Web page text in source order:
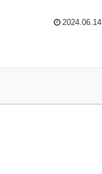
2024.06.14